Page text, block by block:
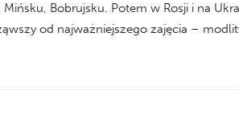
Bobrujsku. Potem w Rosji i na
od najważniejszego zajęcia –